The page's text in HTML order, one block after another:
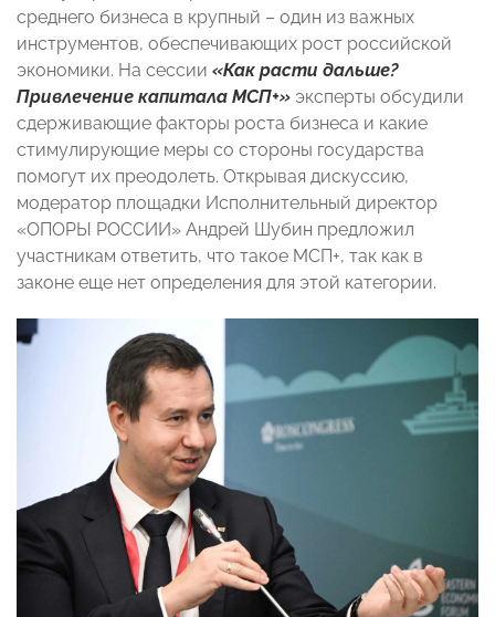
среднего бизнеса в крупный – один из важных
инструментов, обеспечивающих рост российской
экономики. На сессии «Как расти дальше?
Привлечение капитала МСП+» эксперты обсудили
сдерживающие факторы роста бизнеса и какие
стимулирующие меры со стороны государства
помогут их преодолеть. Открывая дискуссию,
модератор площадки Исполнительный директор
«ОПОРЫ РОССИИ» Андрей Шубин предложил
участникам ответить, что такое МСП+, так как в
законе еще нет определения для этой категории.